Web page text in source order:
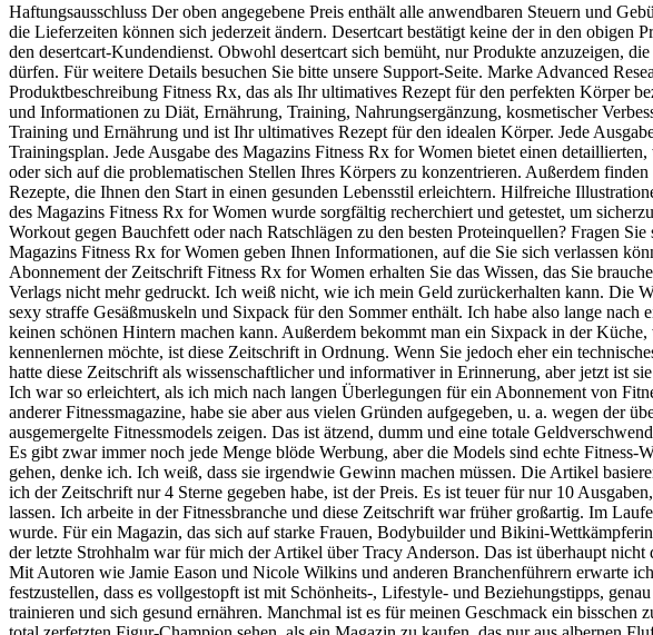
Haftungsausschluss Der oben angegebene Preis enthält alle anwendbaren Steuern und
die Lieferzeiten können sich jederzeit ändern. Desertcart bestätigt keine der in den obigen
den desertcart-Kundendienst. Obwohl desertcart sich bemüht, nur Produkte anzuzeigen,
dürfen. Für weitere Details besuchen Sie bitte unsere Support-Seite. Marke Advanced
Produktbeschreibung Fitness Rx, das als Ihr ultimatives Rezept für den perfekten Körper
und Informationen zu Diät, Ernährung, Training, Nahrungsergänzung, kosmetischer
Training und Ernährung und ist Ihr ultimatives Rezept für den idealen Körper. Jede
Trainingsplan. Jede Ausgabe des Magazins Fitness Rx for Women bietet einen
oder sich auf die problematischen Stellen Ihres Körpers zu konzentrieren. Außerdem
Rezepte, die Ihnen den Start in einen gesunden Lebensstil erleichtern. Hilfreiche
des Magazins Fitness Rx for Women wurde sorgfältig recherchiert und getestet, um
Workout gegen Bauchfett oder nach Ratschlägen zu den besten Proteinquellen? Fragen
Magazins Fitness Rx for Women geben Ihnen Informationen, auf die Sie sich verlassen
Abonnement der Zeitschrift Fitness Rx for Women erhalten Sie das Wissen, das Sie
Verlags nicht mehr gedruckt. Ich weiß nicht, wie ich mein Geld zurückerhalten kann. Die
sexy straffe Gesäßmuskeln und Sixpack für den Sommer enthält. Ich habe also lange
keinen schönen Hintern machen kann. Außerdem bekommt man ein Sixpack in der
kennenlernen möchte, ist diese Zeitschrift in Ordnung. Wenn Sie jedoch eher ein
hatte diese Zeitschrift als wissenschaftlicher und informativer in Erinnerung, aber jetzt ist
Ich war so erleichtert, als ich mich nach langen Überlegungen für ein Abonnement von
anderer Fitnessmagazine, habe sie aber aus vielen Gründen aufgegeben, u. a. wegen der
ausgemergelte Fitnessmodels zeigen. Das ist ätzend, dumm und eine totale
Es gibt zwar immer noch jede Menge blöde Werbung, aber die Models sind echte
gehen, denke ich. Ich weiß, dass sie irgendwie Gewinn machen müssen. Die Artikel
ich der Zeitschrift nur 4 Sterne gegeben habe, ist der Preis. Es ist teuer für nur 10
lassen. Ich arbeite in der Fitnessbranche und diese Zeitschrift war früher großartig. Im
wurde. Für ein Magazin, das sich auf starke Frauen, Bodybuilder und Bikini-
der letzte Strohhalm war für mich der Artikel über Tracy Anderson. Das ist überhaupt
Mit Autoren wie Jamie Eason und Nicole Wilkins und anderen Branchenführern erwarte
festzustellen, dass es vollgestopft ist mit Schönheits-, Lifestyle- und Beziehungstipps,
trainieren und sich gesund ernähren. Manchmal ist es für meinen Geschmack ein